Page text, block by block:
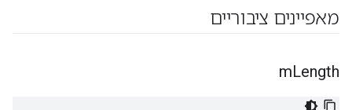
מאפיינים ציבוריים
mLength